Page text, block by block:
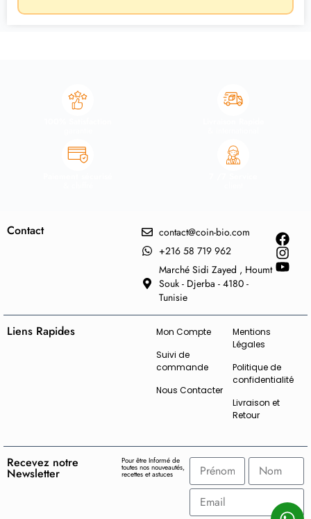
Contact
contact@coin-bio.com
+216 58 719 962
Marché Sidi Zayed , Houmt
Souk - Djerba - 4180 -
Tunisie
Liens Rapides
Mon Compte
Suivi de
commande
Nous Contacter
Mentions
Légales
Politique de
confidentialité
Livraison et
Retour
Pour être Informé de
toutes nos nouveautés,
recettes et astuces
Recevez notre
Newsletter